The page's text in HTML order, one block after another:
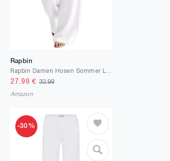
Rapbin
27.99 € 32.99
Amazon
-30%